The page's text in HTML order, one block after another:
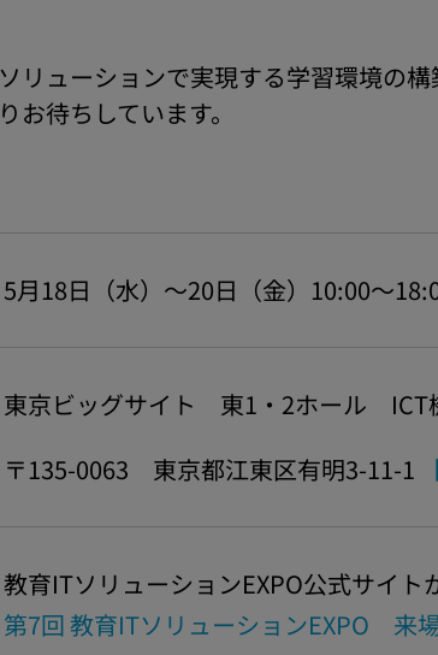
リューションで実現する学習環境の構
お待ちしています。
5月18日（水）～20日（金）10:00～
東京ビッグサイト 東1・2ホール ICT
〒135-0063 東京都江東区有明3-11-1
教育ITソリューションEXPO公式サイト
第7回 教育ITソリューションEXPO 来